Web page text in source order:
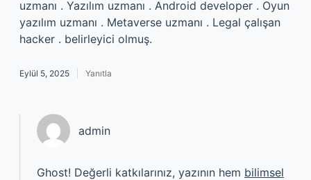
uzmanı . Yazılım uzmanı . Android developer . Oyun
yazılım uzmanı . Metaverse uzmanı . Legal çalışan
hacker . belirleyici olmuş.
Eylül 5, 2025 Yanıtla
admin
Ghost! Değerli katkılarınız, yazının hem bilimsel